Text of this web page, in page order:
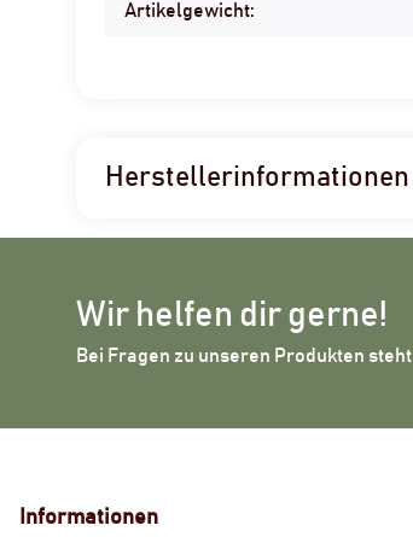
Artikelgewicht:
Herstellerinformationen
Wir helfen dir gerne!
Bei Fragen zu unseren Produkten
Informationen